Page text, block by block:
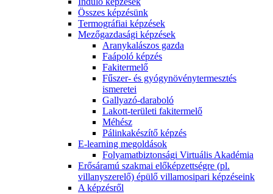
Összes képzésünk
Termográfiai képzések
Mezőgazdasági képzések
Aranykalászos gazda
Faápoló képzés
Fakitermelő
Fűszer- és gyógynövénytermesztés
ismeretei
Gallyazó-daraboló
Lakott-területi fakitermelő
Méhész
Pálinkakészítő képzés
E-learning megoldások
Folyamatbiztonsági Virtuális Akadémia
Erősáramú szakmai előképzettségre (pl.
villanyszerelő) épülő villamosipari képzéseink
A képzésről